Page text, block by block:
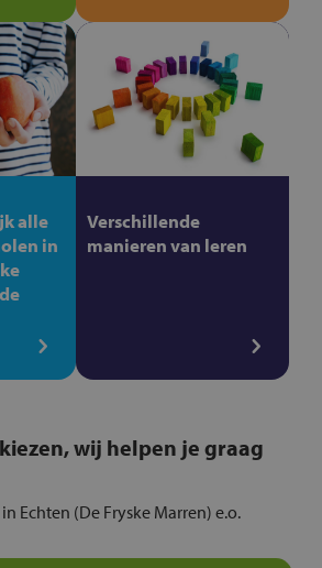
alle
in
Verschillende
manieren van leren
wij helpen je graag
Echten (De Fryske Marren) e.o.